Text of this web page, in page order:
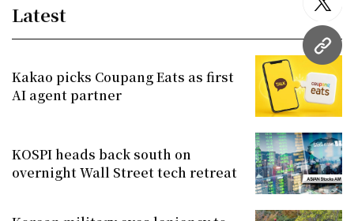
URL
Latest
Kakao picks Coupang Eats as first
AI agent partner
KOSPI heads back south on
overnight Wall Street tech retreat